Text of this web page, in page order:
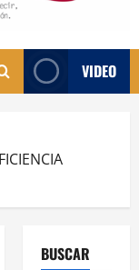
VIDEO
BUSCAR